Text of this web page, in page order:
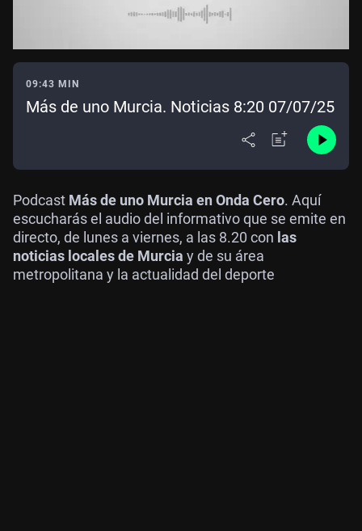
09:43 MIN
Más de uno Murcia. Noticias 8:20 07/07/25
Podcast Más de uno Murcia en Onda Cero. Aquí
escucharás el audio del informativo que se emite en
directo, de lunes a viernes, a las 8.20 con las
noticias locales de Murcia y de su área
metropolitana y la actualidad del deporte